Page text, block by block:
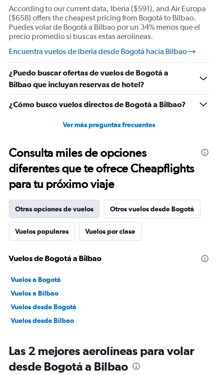
According to our current data, Iberia ($591), and Air Europa
($658) offers the cheapest pricing from Bogotá to Bilbao.
Puedes volar de Bogotá a Bilbao por un 34% menos que el
precio promedio si buscas estas aerolíneas.
Encuentra vuelos de Iberia desde Bogotá hacia Bilbao
¿Puedo buscar ofertas de vuelos de Bogotá a
Bilbao que incluyan reservas de hotel?
¿Cómo busco vuelos directos de Bogotá a Bilbao?
Ver más preguntas frecuentes
Consulta miles de opciones
diferentes que te ofrece Cheapflights
para tu próximo viaje
Otras opciones de vuelos Otros vuelos desde Bogotá
Vuelos populares Vuelos por clase
Vuelos de Bogotá a Bilbao
Vuelos a Bogotá
Vuelos a Bilbao
Vuelos desde Bogotá
Vuelos desde Bilbao
Las 2 mejores aerolíneas para volar
desde Bogotá a Bilbao